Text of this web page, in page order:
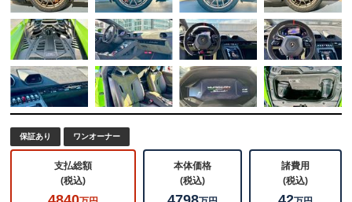
保証あり ワンオーナー
支払総額
(税込)
本体価格
(税込)
諸費用
(税込)